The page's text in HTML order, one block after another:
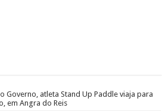
Governo, atleta Stand Up Paddle viaja para
em Angra do Reis